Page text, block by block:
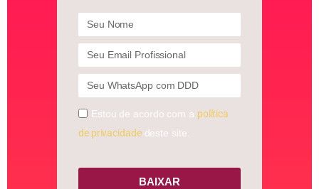
Estou de acordo com a política
de privacidadedeste site.
BAIXAR